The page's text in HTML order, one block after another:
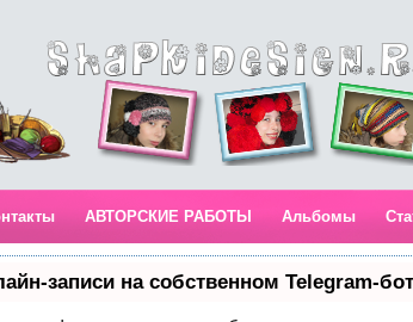
АВТОРСКИЕ РАБОТЫ Альбомы
записи на собственном Telegram-